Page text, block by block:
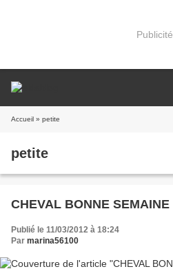
Publicité
Accueil » petite
petite
CHEVAL BONNE SEMAINE
Publié le 11/03/2012 à 18:24
Par marina56100